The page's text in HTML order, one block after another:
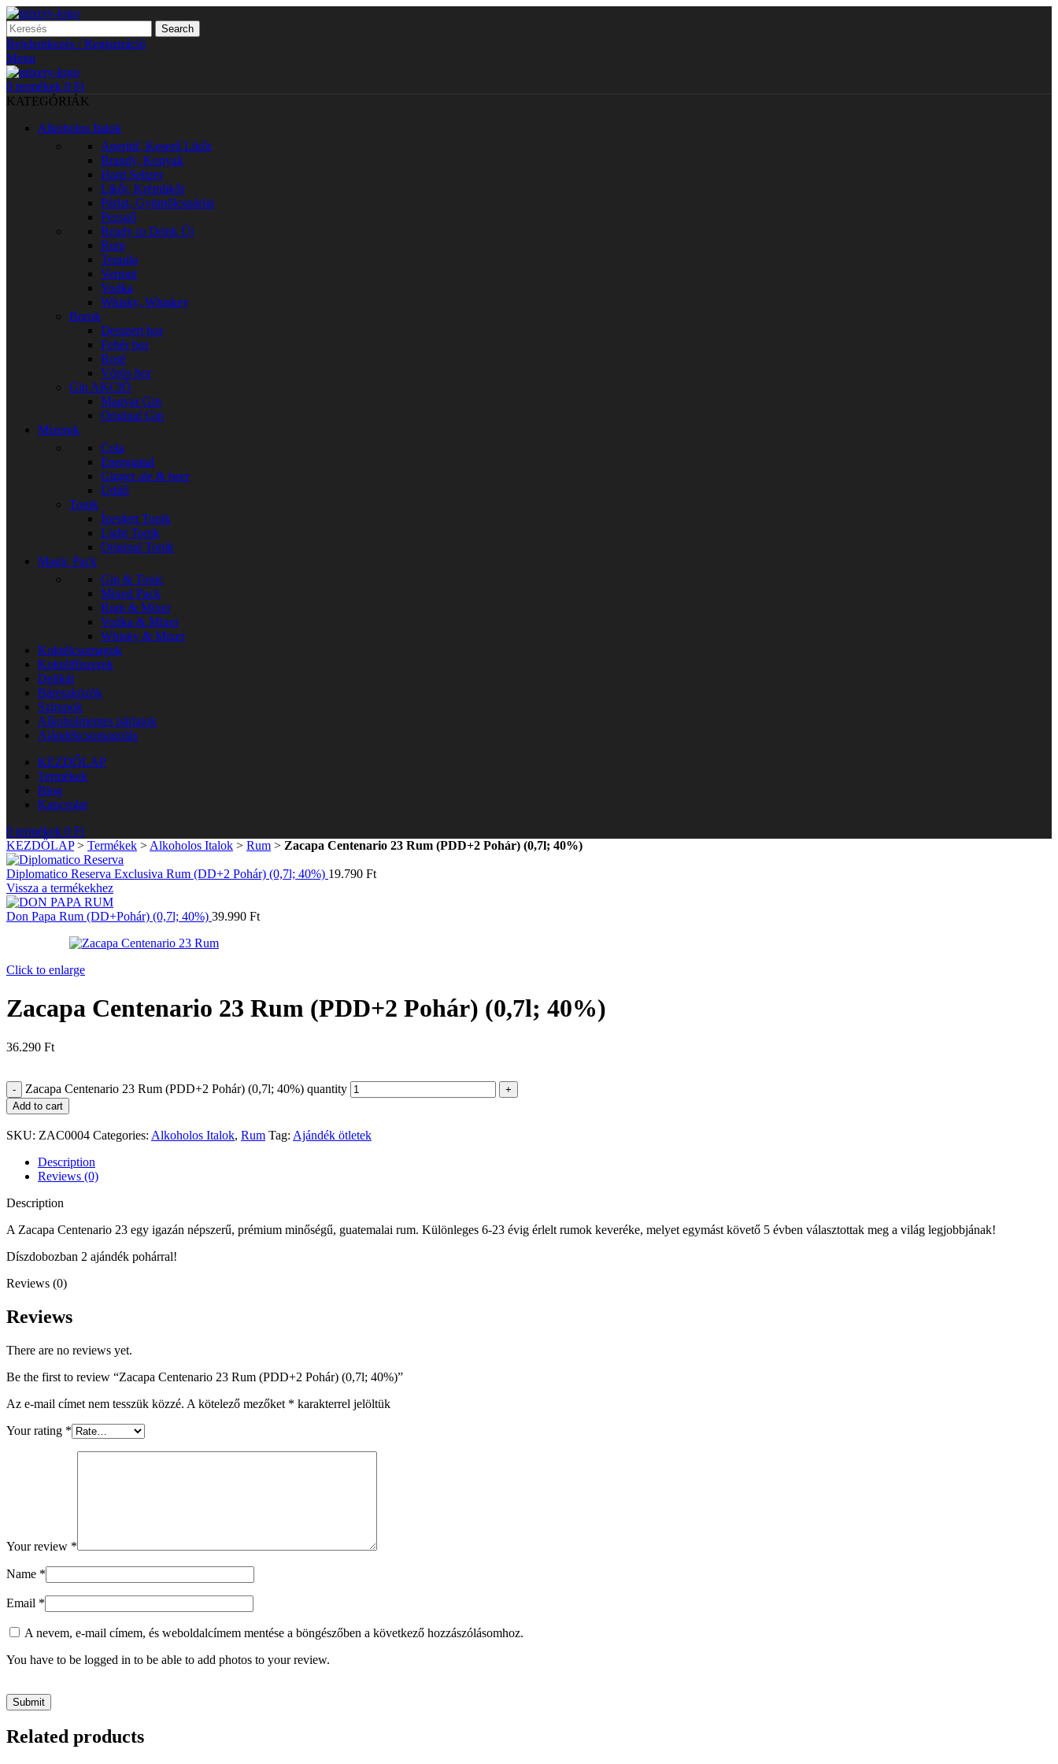
Search
Bejelentkezés / Regisztráció
Menu
0 termékek 0 Ft
KATEGÓRIÁK
Alkoholos Italok
Aperitif, Keserű Likőr
Brandy, Konyak
Hard Seltzer
Likőr, Krémlikőr
Párlat, Gyümölcspárlat
Pezsgő
Ready to Drink Új
Rum
Tequila
Vermut
Vodka
Whisky, Whiskey
Borok
Desszert bor
Fehér bor
Rosé
Vörös bor
Gin AKCIÓ
Magyar Gin
Original Gin
Mixerek
Cola
Energiaital
Ginger ale & beer
Üdítő
Tonik
Ízesített Tonik
Light Tonik
Original Tonik
Magic Pack
Gin & Tonic
Mixed Pack
Rum & Mixer
Vodka & Mixer
Whisky & Mixer
Koktélcsomagok
Koktélfűszerek
Delikát
Báreszközök
Szirupok
Alkoholmentes párlatok
Ajándékcsomagolás
KEZDŐLAP
Termékek
Blog
Kapcsolat
0 termékek 0 Ft
KEZDŐLAP> Termékek > Alkoholos Italok > Rum > Zacapa Centenario 23 Rum (PDD+2 Pohár) (0,7l; 40%)
Diplomatico Reserva Exclusiva Rum (DD+2 Pohár) (0,7l; 40%) 19.790 Ft
Vissza a termékekhez
Don Papa Rum (DD+Pohár) (0,7l; 40%) 39.990 Ft
Click to enlarge
Zacapa Centenario 23 Rum (PDD+2 Pohár) (0,7l; 40%)
36.290 Ft
Zacapa Centenario 23 Rum (PDD+2 Pohár) (0,7l; 40%) quantity
Add to cart
SKU: ZAC0004 Categories: Alkoholos Italok, Rum Tag: Ajándék ötletek
Description
Reviews (0)
Description
A Zacapa Centenario 23 egy igazán népszerű, prémium minőségű, guatemalai rum. Különleges 6-23 évig érlelt rumok keveréke, melyet egymást követő 5 évben választottak meg a világ legjobbjának!
Díszdobozban 2 ajándék pohárral!
Reviews (0)
Reviews
There are no reviews yet.
Be the first to review “Zacapa Centenario 23 Rum (PDD+2 Pohár) (0,7l; 40%)”
Az e-mail címet nem tesszük közzé. A kötelező mezőket * karakterrel jelöltük
Your rating *
Your review *
Name *
Email *
A nevem, e-mail címem, és weboldalcímem mentése a böngészőben a következő hozzászólásomhoz.
You have to be logged in to be able to add photos to your review.
Related products